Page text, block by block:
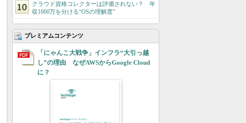
クラウド資格コレクターは評価されない？ 年
収1000万を分ける“OSの理解度”
プレミアムコンテンツ
「にゃんこ大戦争」インフラ“大引っ越
し”の理由 なぜAWSからGoogle Cloud
に？